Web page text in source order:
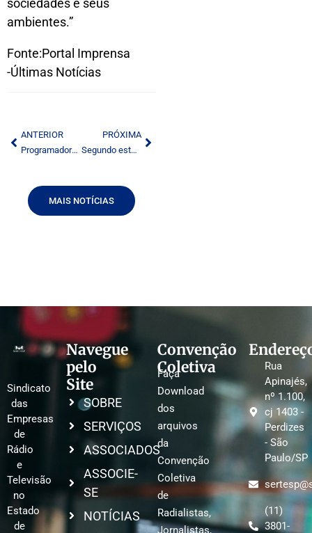
ambientes.”
Fonte:Portal Imprensa
-Últimas Notícias
ANTERIOR
Programadores brasileiros esperam posição firme da Ancine
PRÓXIMA
Segundo estudo, 32% dos consumidores emergentes assinaram TV paga nos últimos dois anos
MAIS NOTÍCIAS
Sindicato
das
Empresas
de
Rádio
e
Televisão
no
Estado
de
Navegue
pelo
Site
SOBRE
SERVIÇOS
ASSOCIADOS
ASSOCIE-
SE
NOTÍCIAS
Convenção
Coletiva
Faça
Download
dos
arquivos
da
Convenção
Coletiva
de
Radialistas,
Jornalistas,
Rua
Apinajés,
nº 1.100,
cj 1403 -
Perdizes
- São
Paulo/SP
(11)
3801-